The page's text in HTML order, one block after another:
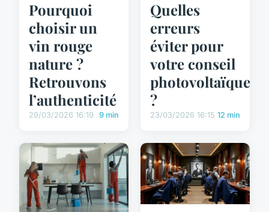
Pourquoi
choisir un
vin rouge
nature ?
Retrouvons
l’authenticité
29/03/2026 16:19 9 min
Quelles
erreurs
éviter pour
votre conseil
photovoltaïque
?
23/03/2026 16:15 12 min